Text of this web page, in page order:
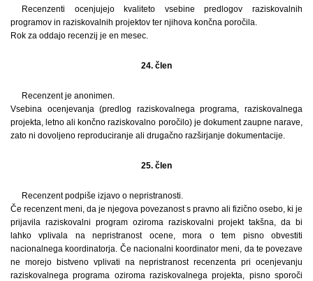
Recenzenti ocenjujejo kvaliteto vsebine predlogov raziskovalnih
programov in raziskovalnih projektov ter njihova končna poročila.
Rok za oddajo recenzij je en mesec.
24. člen
Recenzent je anonimen.
Vsebina ocenjevanja (predlog raziskovalnega programa, raziskovalnega
projekta, letno ali končno raziskovalno poročilo) je dokument zaupne narave,
zato ni dovoljeno reproduciranje ali drugačno razširjanje dokumentacije.
25. člen
Recenzent podpiše izjavo o nepristranosti.
Če recenzent meni, da je njegova povezanost s pravno ali fizično osebo, ki je
prijavila raziskovalni program oziroma raziskovalni projekt takšna, da bi
lahko vplivala na nepristranost ocene, mora o tem pisno obvestiti
nacionalnega koordinatorja. Če nacionalni koordinator meni, da te povezave
ne morejo bistveno vplivati na nepristranost recenzenta pri ocenjevanju
raziskovalnega programa oziroma raziskovalnega projekta, pisno sporoči